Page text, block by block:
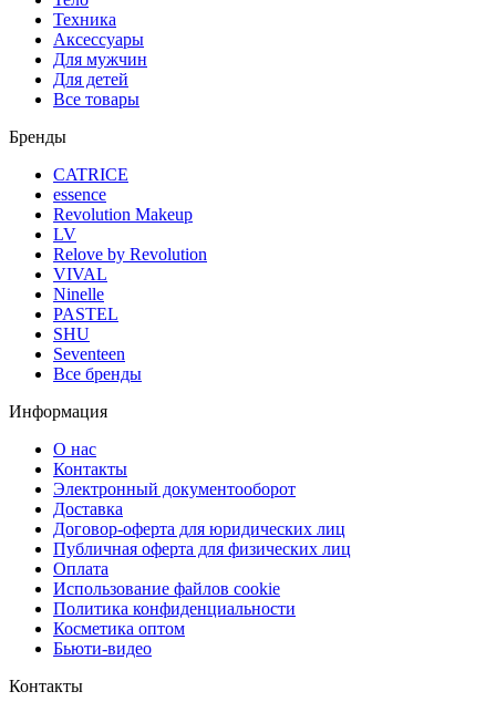
Техника
Аксессуары
Для мужчин
Для детей
Все товары
Бренды
CATRICE
essence
Revolution Makeup
LV
Relove by Revolution
VIVAL
Ninelle
PASTEL
SHU
Seventeen
Все бренды
Информация
О нас
Контакты
Электронный документооборот
Доставка
Договор-оферта для юридических лиц
Публичная оферта для физических лиц
Оплата
Использование файлов cookie
Политика конфиденциальности
Косметика оптом
Бьюти-видео
Контакты